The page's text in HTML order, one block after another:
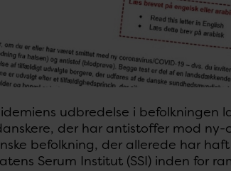
udbredelse i befolkningen
der har antistoffer mod
befolkning, der allerede har haft
Serum Institut (SSI) inden for